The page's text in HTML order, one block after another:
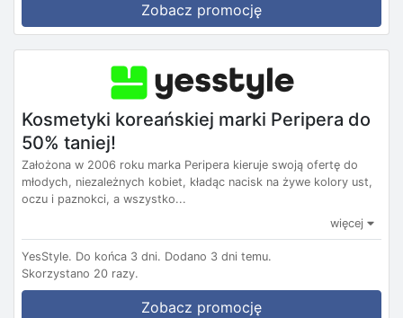
Zobacz promocję
Kosmetyki koreańskiej marki Peripera do
50% taniej!
Założona w 2006 roku marka Peripera kieruje swoją ofertę do
młodych, niezależnych kobiet, kładąc nacisk na żywe kolory ust,
oczu i paznokci, a wszystko...
więcej
YesStyle. Do końca 3 dni. Dodano 3 dni temu.
Skorzystano 20 razy.
Zobacz promocję